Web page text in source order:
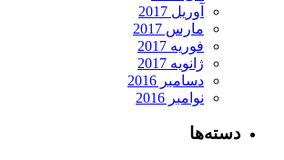
آوریل 2017
مارس 2017
فوریه 2017
ژانویه 2017
دسامبر 2016
نوامبر 2016
دسته‌ها